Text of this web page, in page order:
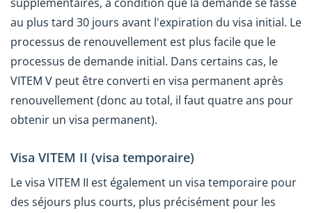
au plus tard 30 jours avant l'expiration du visa initial. Le
processus de renouvellement est plus facile que le
processus de demande initial. Dans certains cas, le
VITEM V peut être converti en visa permanent après
renouvellement (donc au total, il faut quatre ans pour
obtenir un visa permanent).
Visa VITEM II (visa temporaire)
Le visa VITEM II est également un visa temporaire pour
des séjours plus courts, plus précisément pour les